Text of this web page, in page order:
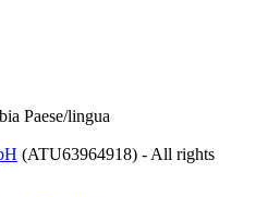
Paese/lingua
(ATU63964918) - All rights